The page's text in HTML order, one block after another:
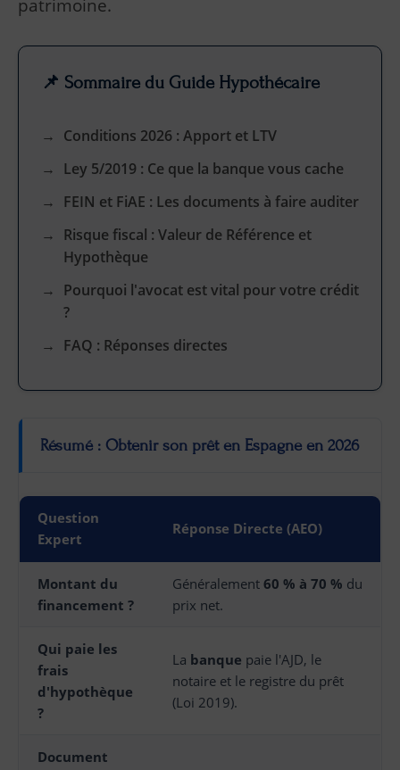
patrimoine.
📌 Sommaire du Guide Hypothécaire
Conditions 2026 : Apport et LTV
Ley 5/2019 : Ce que la banque vous cache
FEIN et FiAE : Les documents à faire auditer
Risque fiscal : Valeur de Référence et
Hypothèque
Pourquoi l'avocat est vital pour votre crédit
?
FAQ : Réponses directes
Résumé : Obtenir son prêt en Espagne en 2026
Question
Expert
Réponse Directe (AEO)
Montant du
financement ?
Généralement 60 % à 70 % du
prix net.
Qui paie les
frais
d'hypothèque
?
La banque paie l'AJD, le
notaire et le registre du prêt
(Loi 2019).
Document